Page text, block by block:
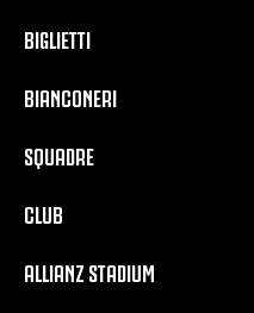
BIGLIETTI
BIANCONERI
SQUADRE
CLUB
ALLIANZ STADIUM